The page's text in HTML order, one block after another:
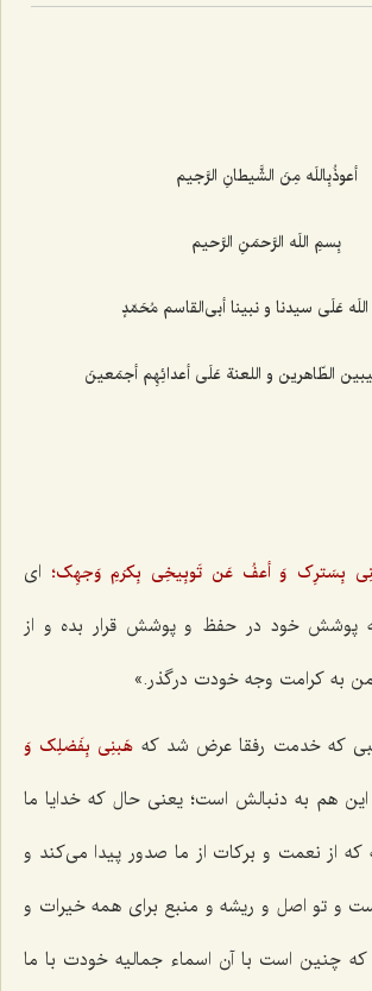
أعوذُبِاللَه مِنَ الشَّیطانِ الرَّجیم‌
بِسمِ اللَه الرَّحمَنِ الرَّحیم‌
عَلَى سیدنا و نبینا أبى‌القاسم مُحَمّدٍ
الطّاهرین و اللعنة عَلَى أعدائِهِم أجمَعینَ‌
بِسَترِک وَ أعفُ عَن تَوبِیخِى بِکرَمِ وَجهِک؛ ای
پوشش خود در حفظ و پوشش قرار بده و از
به کرامت وجه خودت درگذر.»
که خدمت رفقا عرض شد که‌ هَبنِى بِفَضلِک وَ
این هم به دنبالش است؛ یعنی حال که خدایا ما
از نعمت و برکات از ما صدور پیدا می‌کند و
و تو اصل و ریشه و منبع برای همه خیرات و
چنین است با آن اسماء جمالیه خودت با ما